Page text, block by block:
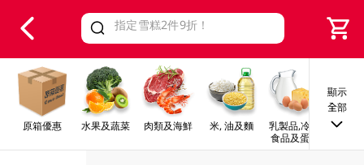
Valid Until 30 June 2026
原箱優惠 水果及蔬菜 肉類及海鮮 米, 油及麵
乳製品,冷凍
食品及蛋類
早餐
顯示
全部